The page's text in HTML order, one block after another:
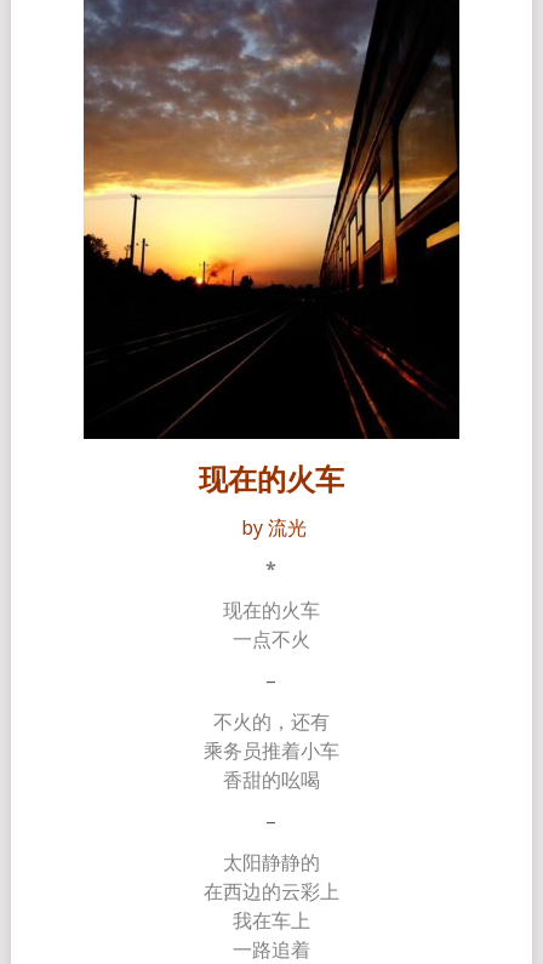
现在的火车
by 流光
*
现在的火车
一点不火
–
不火的，还有
乘务员推着小车
香甜的吆喝
–
太阳静静的
在西边的云彩上
我在车上
一路追着